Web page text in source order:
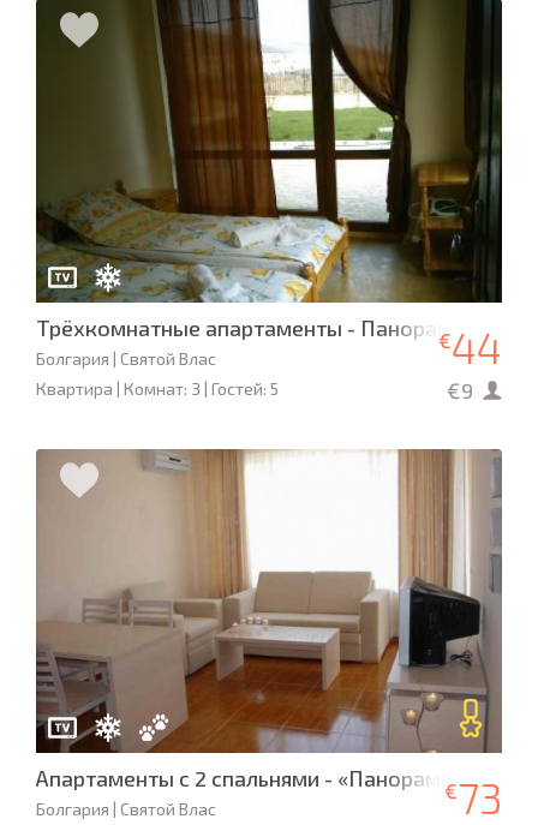
Трёхкомнатные апартаменты - Панорама-Бей-1
Болгария | Святой Влас
Квартира | Комнат: 3 | Гостей: 5
€44
€9
Апартаменты с 2 спальнями - «Панорама-
Болгария | Святой Влас
€73